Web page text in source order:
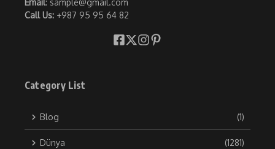
Email: sample@gmail.com
Call Us: +987 95 95 64 82
Category List
Blog (1)
Dünya (1281)